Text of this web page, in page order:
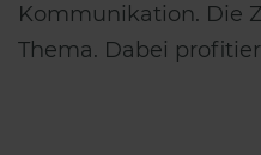
Kommunikation. Die
Thema. Dabei